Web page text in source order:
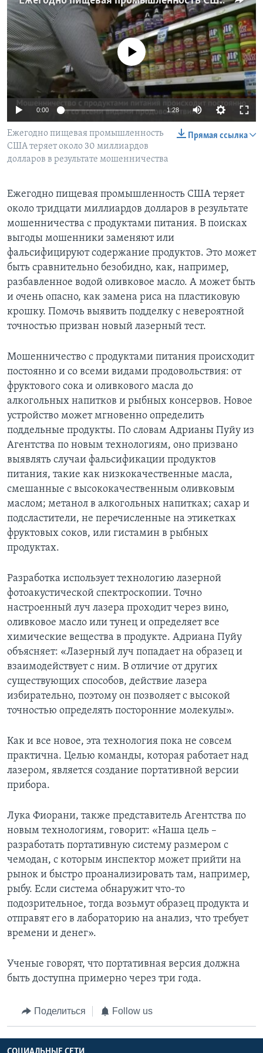
Learning English
СОЦИАЛЬНЫЕ СЕТИ
Языки
No media source currently available
0:00 1:28
Прямая ссылка
Ежегодно пищевая промышленность
США теряет около 30 миллиардов
долларов в результате мошенничества
Ежегодно пищевая промышленность США теряет
около тридцати миллиардов долларов в результате
мошенничества с продуктами питания. В поисках
выгоды мошенники заменяют или
фальсифицируют содержание продуктов. Это может
быть сравнительно безобидно, как, например,
разбавленное водой оливковое масло. А может быть
и очень опасно, как замена риса на пластиковую
крошку. Помочь выявить подделку с невероятной
точностью призван новый лазерный тест.
Мошенничество с продуктами питания происходит
постоянно и со всеми видами продовольствия: от
фруктового сока и оливкового масла до
алкогольных напитков и рыбных консервов. Новое
устройство может мгновенно определить
поддельные продукты. По словам Адрианы Пуйу из
Агентства по новым технологиям, оно призвано
выявлять случаи фальсификации продуктов
питания, такие как низкокачественные масла,
смешанные с высококачественным оливковым
маслом; метанол в алкогольных напитках; сахар и
подсластители, не перечисленные на этикетках
фруктовых соков, или гистамин в рыбных
продуктах.
Разработка использует технологию лазерной
фотоакустической спектроскопии. Точно
настроенный луч лазера проходит через вино,
оливковое масло или тунец и определяет все
химические вещества в продукте. Адриана Пуйу
объясняет: «Лазерный луч попадает на образец и
взаимодействует с ним. В отличие от других
существующих способов, действие лазера
избирательно, поэтому он позволяет с высокой
точностью определять посторонние молекулы».
Как и все новое, эта технология пока не совсем
практична. Целью команды, которая работает над
лазером, является создание портативной версии
прибора.
Лука Фиорани, также представитель Агентства по
новым технологиям, говорит: «Наша цель –
разработать портативную систему размером с
чемодан, с которым инспектор может прийти на
рынок и быстро проанализировать там, например,
рыбу. Если система обнаружит что-то
подозрительное, тогда возьмут образец продукта и
отправят его в лабораторию на анализ, что требует
времени и денег».
Ученые говорят, что портативная версия должна
быть доступна примерно через три года.
Поделиться Follow us